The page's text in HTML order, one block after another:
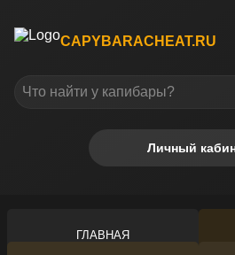
CAPYBARACHEAT.RU
Личный
ГЛАВНАЯ